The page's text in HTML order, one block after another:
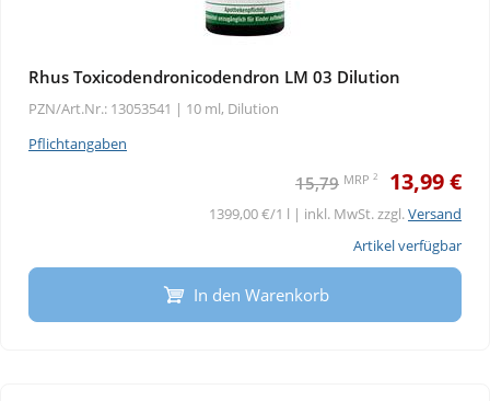
Rhus Toxicodendronicodendron LM 03 Dilution
PZN/Art.Nr.: 13053541 | 10 ml, Dilution
Pflichtangaben
15,79 MRP 2 13,99 €
1399,00 €/1 l | inkl. MwSt. zzgl.Versand
Artikel verfügbar
In den Warenkorb